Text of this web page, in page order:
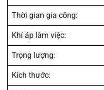
Thời gian gia công:
Khí áp làm việc:
Trọng lượng:
Kích thước: